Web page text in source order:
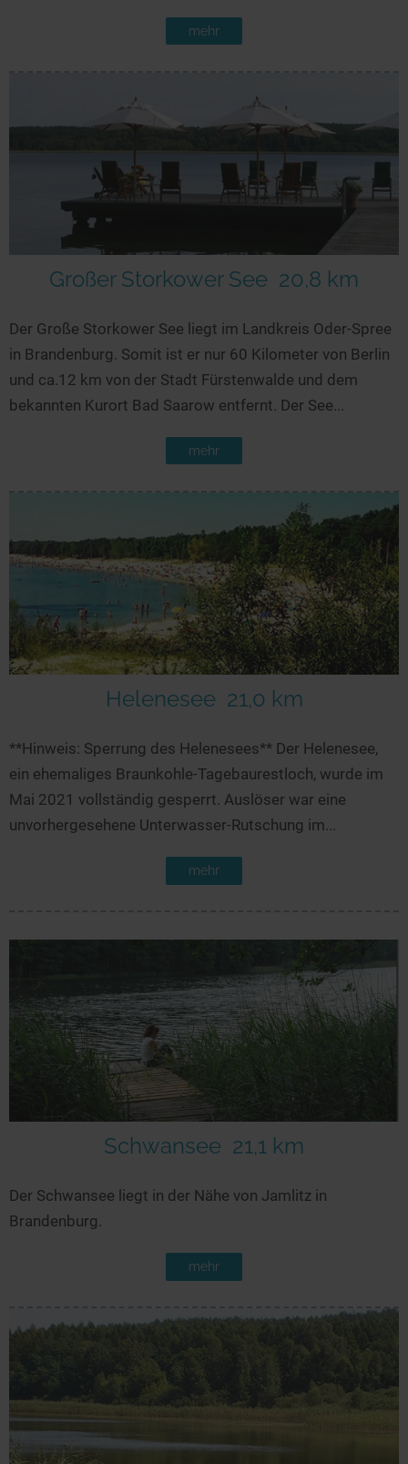
mehr
Großer Storkower See 20,8 km
Der Große Storkower See liegt im Landkreis Oder-Spree
in Brandenburg. Somit ist er nur 60 Kilometer von Berlin
und ca.12 km von der Stadt Fürstenwalde und dem
bekannten Kurort Bad Saarow entfernt. Der See...
mehr
Helenesee 21,0 km
**Hinweis: Sperrung des Helenesees** Der Helenesee,
ein ehemaliges Braunkohle-Tagebaurestloch, wurde im
Mai 2021 vollständig gesperrt. Auslöser war eine
unvorhergesehene Unterwasser-Rutschung im...
mehr
Schwansee 21,1 km
Der Schwansee liegt in der Nähe von Jamlitz in
Brandenburg.
mehr